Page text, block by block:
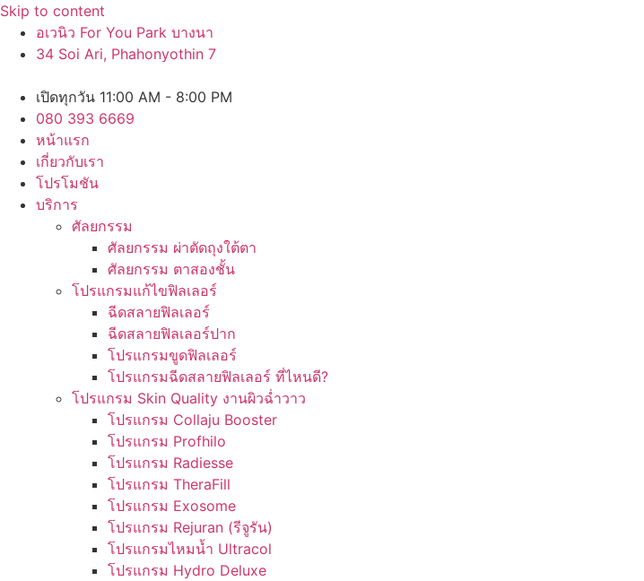
Skip to content
อเวนิว For You Park บางนา
34 Soi Ari, Phahonyothin 7
เปิดทุกวัน 11:00 AM - 8:00 PM
080 393 6669
หน้าแรก
เกี่ยวกับเรา
โปรโมชัน
บริการ
ศัลยกรรม
ศัลยกรรม ผ่าตัดถุงใต้ตา
ศัลยกรรม ตาสองชั้น
โปรแกรมแก้ไขฟิลเลอร์
ฉีดสลายฟิลเลอร์
ฉีดสลายฟิลเลอร์ปาก
โปรแกรมขูดฟิลเลอร์
โปรแกรมฉีดสลายฟิลเลอร์ ที่ไหนดี?
โปรแกรม Skin Quality งานผิวฉ่ำวาว
โปรแกรม Collaju Booster
โปรแกรม Profhilo
โปรแกรม Radiesse
โปรแกรม TheraFill
โปรแกรม Exosome
โปรแกรม Rejuran (รีจูรัน)
โปรแกรมไหมน้ำ Ultracol
โปรแกรม Hydro Deluxe